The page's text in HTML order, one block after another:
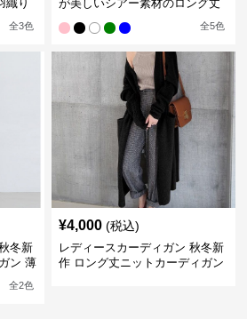
織り
全3色
が美しいシアー素材のロング丈
全5色
冬新
ン 薄
全2色
¥4,000 (税込)
レディースカーディガン 秋冬新
作 ロング丈ニットカーディガン